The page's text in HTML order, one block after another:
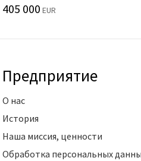
405 000 EUR
Предприятие
О нас
История
Наша миссия, ценности
Обработка персональных